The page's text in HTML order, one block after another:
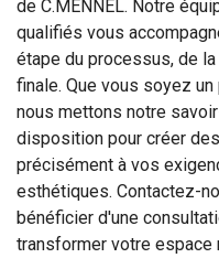
de C.MENNEL. Notre
qualifiés vous
étape du processus, de
finale. Que vous soyez
nous mettons notre
disposition pour créer
précisément à vos
esthétiques. Contactez-
bénéficier d'une
transformer votre